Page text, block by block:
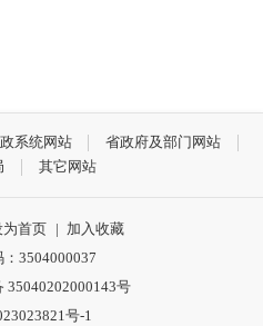
系统网站
省政府及部门网站
其它网站
为首页 | 加入收藏
3504000037
35040202000143号
号-1